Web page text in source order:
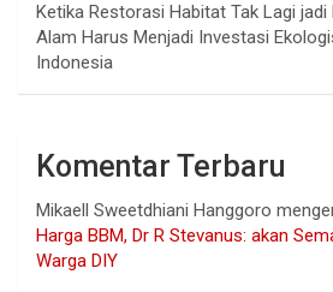
Ketika Restorasi Habitat Tak Lagi jadi
Alam Harus Menjadi Investasi
Indonesia
Komentar Terbaru
Mikaell Sweetdhiani Hanggoro
Harga BBM, Dr R Stevanus: akan
Warga DIY